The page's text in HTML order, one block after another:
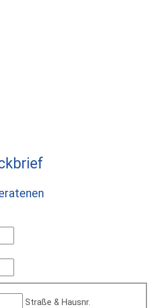
Straße & Hausnr.